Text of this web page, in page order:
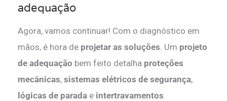
adequação
Agora, vamos continuar! Com o diagnóstico em
mãos, é hora de projetar as soluções. Um projeto
de adequação bem feito detalha proteções
mecânicas, sistemas elétricos de segurança,
lógicas de parada e intertravamentos.